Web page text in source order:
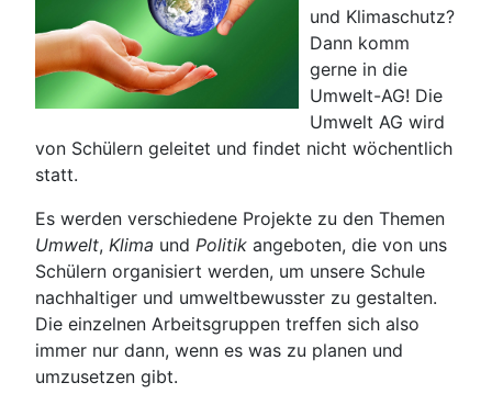
und Klimaschutz?
Dann komm
gerne in die
Umwelt-AG! Die
Umwelt AG wird
von Schülern geleitet und findet nicht wöchentlich
statt.
Es werden verschiedene Projekte zu den Themen
Umwelt, Klima und Politik angeboten, die von uns
Schülern organisiert werden, um unsere Schule
nachhaltiger und umweltbewusster zu gestalten.
Die einzelnen Arbeitsgruppen treffen sich also
immer nur dann, wenn es was zu planen und
umzusetzen gibt.